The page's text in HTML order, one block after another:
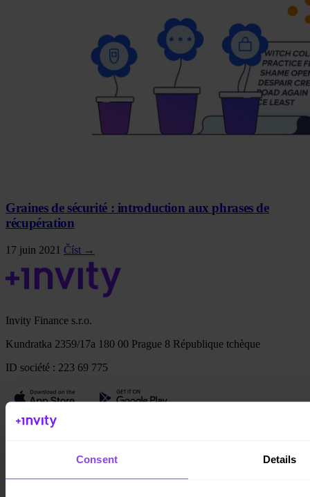
Consent Details
Graines de sécurité : introduction aux phrases de
récupération
17 juin 2021 Číst →
Invity Finance s.r.o.
Kundratka 2359/17a 180 00 Prague 8 République tchèque
ID société : 223 69 775
Particuliers